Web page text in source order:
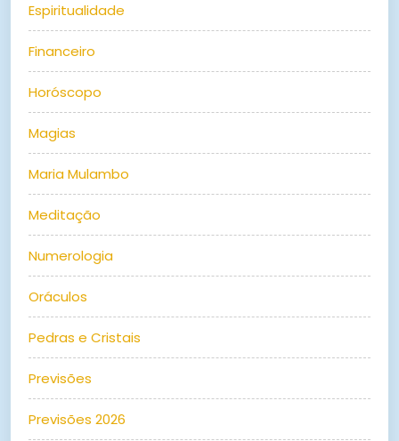
Espiritualidade
Financeiro
Horóscopo
Magias
Maria Mulambo
Meditação
Numerologia
Oráculos
Pedras e Cristais
Previsões
Previsões 2026